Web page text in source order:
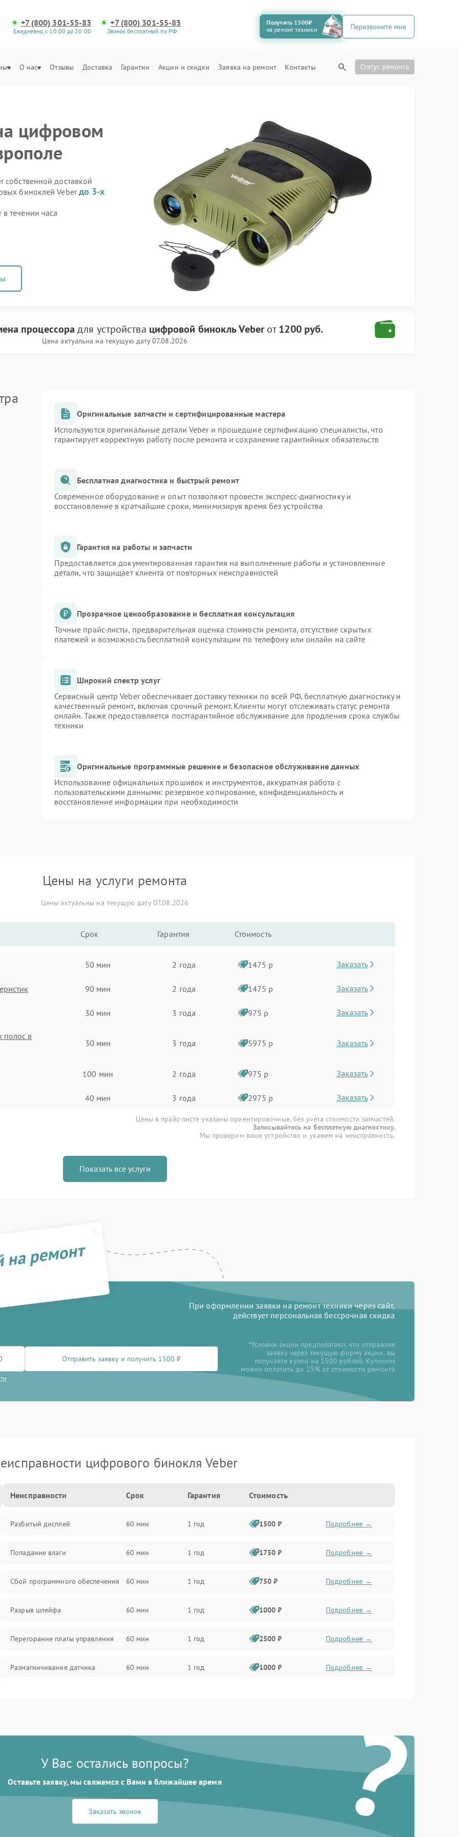
+7 (800) 301-55-83
Ежедневно, с 10:00 до 20:00
+7 (800) 301-55-83
Звонок бесплатный по РФ
Получить 1500₽
на ремонт техники
Перезвоните мне
О нас Отзывы Доставка Гарантии Акции и скидки Заявка на ремонт Контакты Статус ремонта
цифровом
доставкой
биноклей Veberдо 3-х
течении часа
процессора для устройства цифровой бинокль Veberот1200 руб.
Цена актуальна на текущую дату 07.08.2026
Оригинальные запчасти и сертифицированные мастера
Используются оригинальные детали Veber и прошедшие сертификацию специалисты, что
гарантирует корректную работу после ремонта и сохранение гарантийных обязательств
Бесплатная диагностика и быстрый ремонт
Современное оборудование и опыт позволяют провести экспресс-диагностику и
восстановление в кратчайшие сроки, минимизируя время без устройства
Гарантия на работы и запчасти
Предоставляется документированная гарантия на выполненные работы и установленные
детали, что защищает клиента от повторных неисправностей
Прозрачное ценообразование и бесплатная консультация
Точные прайс-листы, предварительная оценка стоимости ремонта, отсутствие скрытых
платежей и возможность бесплатной консультации по телефону или онлайн на сайте
Широкий спектр услуг
Сервисный центр Veber обеспечивает доставку техники по всей РФ, бесплатную диагностику и
качественный ремонт, включая срочный ремонт. Клиенты могут отслеживать статус ремонта
онлайн. Также предоставляется постгарантийное обслуживание для продления срока службы
техники
Оригинальные программные решение и безопасное обслуживание данных
Использование официальных прошивок и инструментов, аккуратная работа с
пользовательскими данными: резервное копирование, конфиденциальность и
восстановление информации при необходимости
Цены на услуги ремонта
Цены актуальны на текущую дату 07.08.2026
Срок Гарантия Стоимость
50 мин 2 года 1475 р Заказать
90 мин 2 года 1475 р Заказать
30 мин 3 года 975 р Заказать
полос в
30 мин 3 года 5975 р Заказать
100 мин 2 года 975 р Заказать
40 мин 3 года 2975 р Заказать
Цены в прайс-листе указаны ориентировочные, без учета стоимости запчастей.
Записывайтесь на бесплатную диагностику.
Мы проверим ваше устройство и укажем на неисправность.
Показать все услуги
ремонт
При оформлении заявки на ремонт техники через сайт,
действует персональная бессрочная скидка
Отправить заявку и получить 1500 ₽
*Условия акции предполагают, что отправляя
заявку через текущую форму акции, вы
получаете купон на 1500 рублей. Купоном
можно оплатить до 25% от стоимости ремонта
цифрового бинокля Veber
Неисправности Срок Гарантия Стоимость
Разбитый дисплей 60 мин 1 год 1500 ₽ Подробнее →
Попадание влаги 60 мин 1 год 1750 ₽ Подробнее →
Сбой программного обеспечения 60 мин 1 год 750 ₽ Подробнее →
Разрыв шлейфа 60 мин 1 год 1000 ₽ Подробнее →
Перегорание платы управления 60 мин 1 год 2500 ₽ Подробнее →
Размагничивание датчика 60 мин 1 год 1000 ₽ Подробнее →
Разрядка аккумулятора за коркое 60 мин 1 год 1000 ₽
Перегрев устройства 60 мин Подробнее →
?
У Вас остались вопросы?
Оставьте заявку, мы свяжемся с Вами в ближайшее время
Заказать звонок